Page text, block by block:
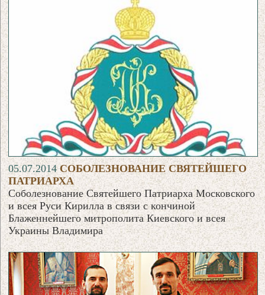
05.07.2014СОБОЛЕЗНОВАНИЕ СВЯТЕЙШЕГО
ПАТРИАРХА
Соболезнование Святейшего Патриарха Московского
и всея Руси Кирилла в связи с кончиной
Блаженнейшего митрополита Киевского и всея
Украины Владимира